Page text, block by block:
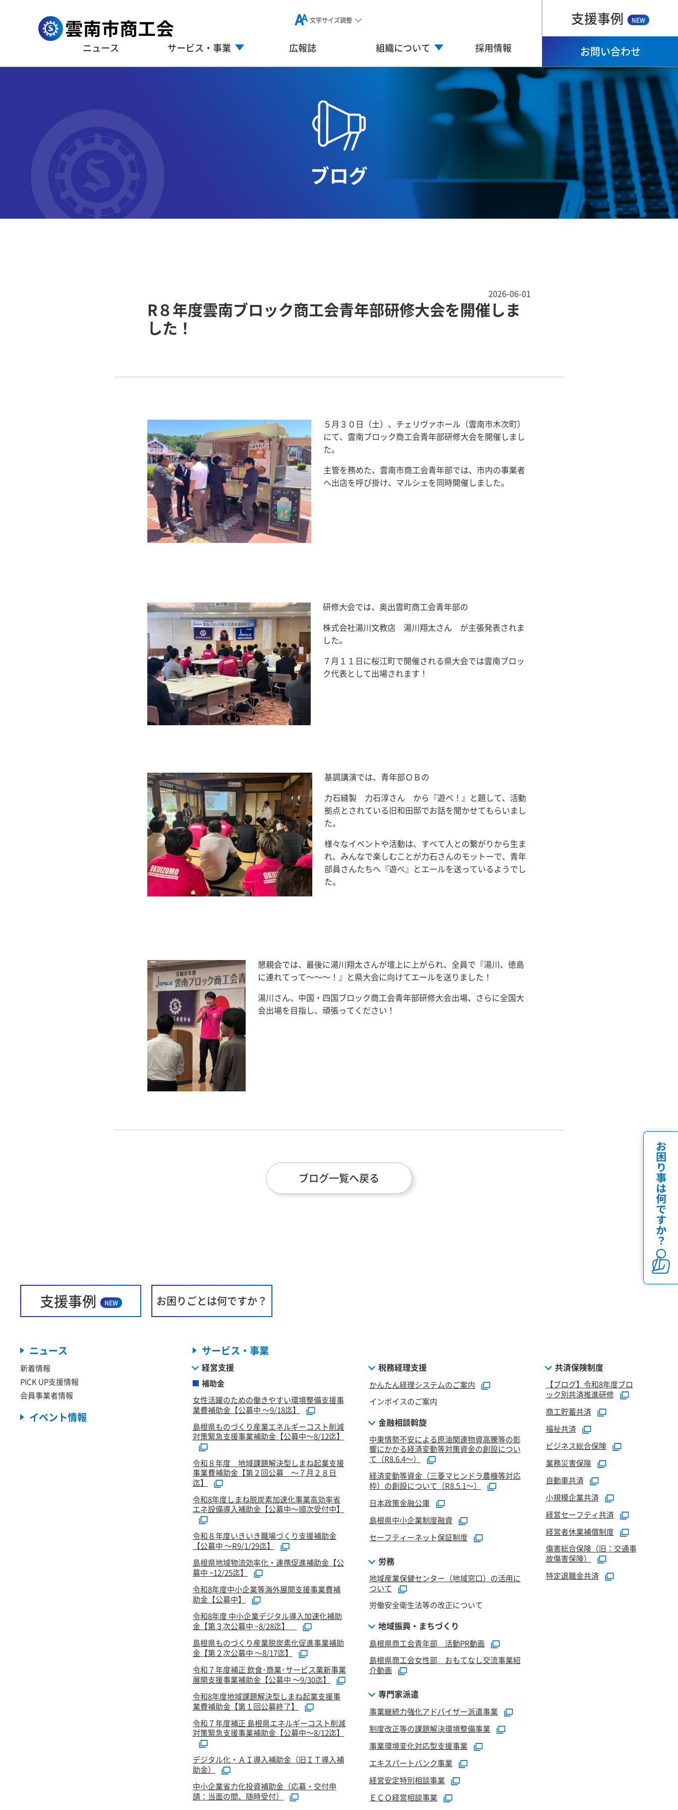
文字サイズ調整 支援事例 NEW
お問い合わせ
ニュース サービス・事業 広報誌 組織について 採用情報
ブログ
2026-06-01
R８年度雲南ブロック商工会青年部研修大会を開催しま
した！
５月３０日（土）、チェリヴァホール（雲南市木次町）
にて、雲南ブロック商工会青年部研修大会を開催しまし
た。
主管を務めた、雲南市商工会青年部では、市内の事業者
へ出店を呼び掛け、マルシェを同時開催しました。
研修大会では、奥出雲町商工会青年部の
株式会社湯川文教店 湯川翔太さん が主張発表されま
した。
７月１１日に桜江町で開催される県大会では雲南ブロッ
ク代表として出場されます！
基調講演では、青年部ＯＢの
力石縫製 力石淳さん から『遊べ！』と題して、活動
拠点とされている旧和田邸でお話を聞かせてもらいまし
た。
様々なイベントや活動は、すべて人との繋がりから生ま
れ、みんなで楽しむことが力石さんのモットーで、青年
部員さんたちへ『遊べ』とエールを送っているようでし
た。
懇親会では、最後に湯川翔太さんが壇上に上がられ、全員で『湯川、徳島
に連れてって～～～！』と県大会に向けてエールを送りました！
湯川さん、中国・四国ブロック商工会青年部研修大会出場、さらに全国大
会出場を目指し、頑張ってください！
ブログ一覧へ戻る
支援事例 NEW お困りごとは何ですか？
ニュース
新着情報
PICK UP支援情報
会員事業者情報
イベント情報
サービス・事業
経営支援
補助金
女性活躍のための働きやすい環境整備支援事
業費補助金【公募中 ～9/18迄】
島根県ものづくり産業エネルギーコスト削減
対策緊急支援事業補助金【公募中～8/12迄】
令和８年度 地域課題解決型しまね起業支援
事業費補助金【第２回公募 ～７月２８日
迄】
令和8年度しまね脱炭素加速化事業高効率省
エネ設備導入補助金【公募中～順次受付中】
令和８年度いきいき職場づくり支援補助金
【公募中 ～R9/1/29迄】
島根県地域物流効率化・連携促進補助金【公
募中 ~12/25迄】
令和8年度中小企業等海外展開支援事業費補
助金【公募中】
令和8年度 中小企業デジタル導入加速化補助
金【第３次公募中 ~8/28迄】
島根県ものづくり産業脱炭素化促進事業補助
金【第２次公募中 ～8/17迄】
令和７年度補正 飲食･商業･サービス業新事業
展開支援事業補助金【公募中 ～9/30迄】
令和8年度地域課題解決型しまね起業支援事
業費補助金【第１回公募終了】
令和７年度補正 島根県エネルギーコスト削減
対策緊急支援事業補助金【公募中～8/12迄】
デジタル化・ＡＩ導入補助金（旧ＩＴ導入補
助金）
中小企業省力化投資補助金（応募・交付申
請：当面の間、随時受付）
税務経理支援
かんたん経理システムのご案内
インボイスのご案内
金融相談斡旋
中東情勢不安による原油関連物資高騰等の影
響にかかる経済変動等対策資金の創設につい
て（R8.6.4～）
経済変動等資金（三菱マヒンドラ農機等対応
枠）の創設について（R8.5.1～）
日本政策金融公庫
島根県中小企業制度融資
セーフティーネット保証制度
労務
地域産業保健センター（地域窓口）の活用に
ついて
労働安全衛生法等の改正について
地域振興・まちづくり
島根県商工会青年部 活動PR動画
島根県商工会女性部 おもてなし交流事業紹
介動画
専門家派遣
事業継続力強化アドバイザー派遣事業
制度改正等の課題解決環境整備事業
事業環境変化対応型支援事業
エキスパートバンク事業
経営安定特別相談事業
ＥＣＯ経営相談事業
共済保険制度
【ブログ】令和8年度ブロ
ック別共済推進研修
商工貯蓄共済
福祉共済
ビジネス総合保険
業務災害保険
自動車共済
小規模企業共済
経営セーフティ共済
経営者休業補償制度
傷害総合保険（旧：交通事
故傷害保険）
特定退職金共済